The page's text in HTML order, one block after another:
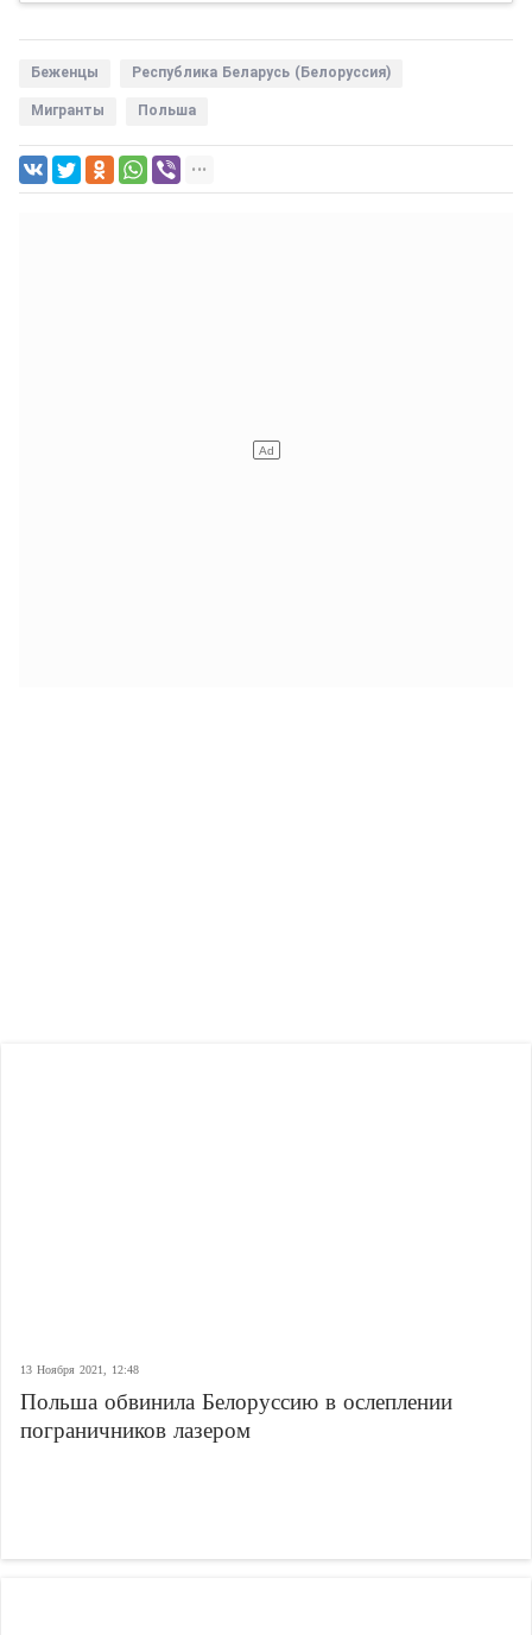
Беженцы Республика Беларусь (Белоруссия)
Мигранты Польша
13 Ноября 2021, 12:48
Польша обвинила Белоруссию в ослеплении
пограничников лазером